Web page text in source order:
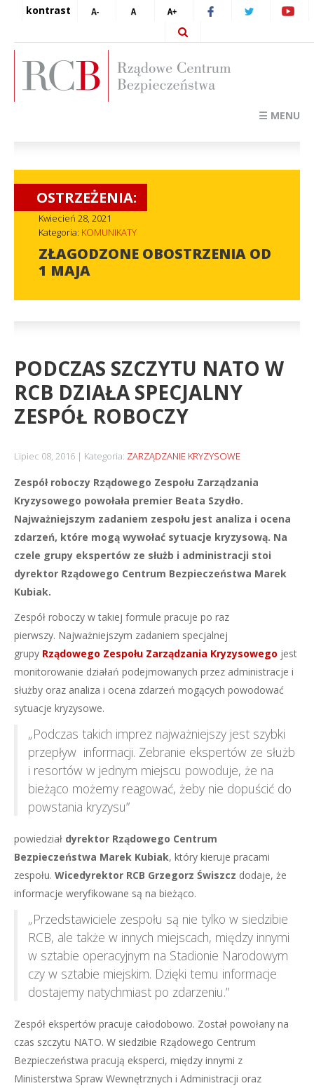
kontrast
☰ MENU
OSTRZEŻENIA:
Kwiecień 28, 2021
Kategoria: KOMUNIKATY
ZŁAGODZONE OBOSTRZENIA OD
1 MAJA
PODCZAS SZCZYTU NATO W
RCB DZIAŁA SPECJALNY
ZESPÓŁ ROBOCZY
Lipiec 08, 2016 Kategoria: ZARZĄDZANIE KRYZYSOWE
Zespół roboczy Rządowego Zespołu Zarządzania
Kryzysowego powołała premier Beata Szydło.
Najważniejszym zadaniem zespołu jest analiza i ocena
zdarzeń, które mogą wywołać sytuacje kryzysową. Na
czele grupy ekspertów ze służb i administracji stoi
dyrektor Rządowego Centrum Bezpieczeństwa Marek
Kubiak.
Zespół roboczy w takiej formule pracuje po raz
pierwszy. Najważniejszym zadaniem specjalnej
grupy Rządowego Zespołu Zarządzania Kryzysowego jest
monitorowanie działań podejmowanych przez administracje i
służby oraz analiza i ocena zdarzeń mogących powodować
sytuacje kryzysowe.
„Podczas takich imprez najważniejszy jest szybki
przepływ informacji. Zebranie ekspertów ze służb
i resortów w jednym miejscu powoduje, że na
bieżąco możemy reagować, żeby nie dopuścić do
powstania kryzysu”
powiedział dyrektor Rządowego Centrum
Bezpieczeństwa Marek Kubiak, który kieruje pracami
zespołu. Wicedyrektor RCB Grzegorz Świszcz dodaje, że
informacje weryfikowane są na bieżąco.
„Przedstawiciele zespołu są nie tylko w siedzibie
RCB, ale także w innych miejscach, między innymi
w sztabie operacyjnym na Stadionie Narodowym
czy w sztabie miejskim. Dzięki temu informacje
dostajemy natychmiast po zdarzeniu.”
Zespół ekspertów pracuje całodobowo. Został powołany na
czas szczytu NATO. W siedzibie Rządowego Centrum
Bezpieczeństwa pracują eksperci, między innymi z
Ministerstwa Spraw Wewnętrznych i Administracji oraz